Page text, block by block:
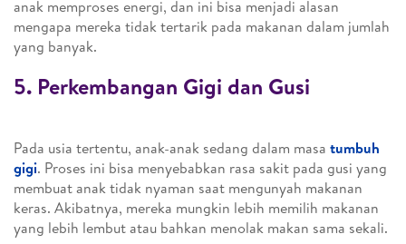
anak memproses energi, dan ini bisa menjadi alasan
mengapa mereka tidak tertarik pada makanan dalam jumlah
yang banyak.
5. Perkembangan Gigi dan Gusi
Pada usia tertentu, anak-anak sedang dalam masa tumbuh
gigi. Proses ini bisa menyebabkan rasa sakit pada gusi yang
membuat anak tidak nyaman saat mengunyah makanan
keras. Akibatnya, mereka mungkin lebih memilih makanan
yang lebih lembut atau bahkan menolak makan sama sekali.